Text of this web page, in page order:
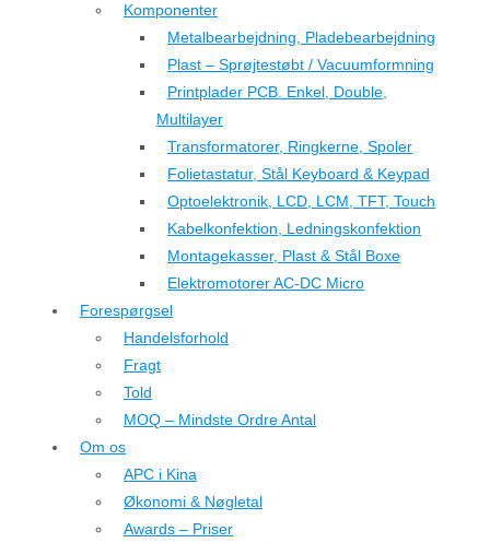
Komponenter
Metalbearbejdning, Pladebearbejdning
Plast – Sprøjtestøbt / Vacuumformning
Printplader PCB. Enkel, Double,
Multilayer
Transformatorer, Ringkerne, Spoler
Folietastatur, Stål Keyboard & Keypad
Optoelektronik, LCD, LCM, TFT, Touch
Kabelkonfektion, Ledningskonfektion
Montagekasser, Plast & Stål Boxe
Elektromotorer AC-DC Micro
Forespørgsel
Handelsforhold
Fragt
Told
MOQ – Mindste Ordre Antal
Om os
APC i Kina
Økonomi & Nøgletal
Awards – Priser